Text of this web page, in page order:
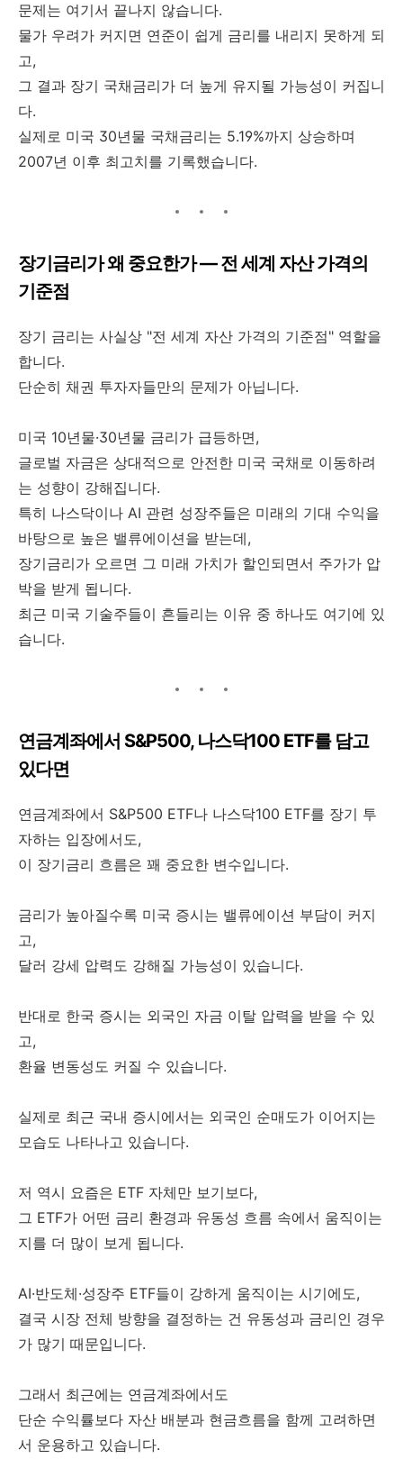
문제는 여기서 끝나지 않습니다.
물가 우려가 커지면 연준이 쉽게 금리를 내리지 못하게 되
고,
그 결과 장기 국채금리가 더 높게 유지될 가능성이 커집니
다.
실제로 미국 30년물 국채금리는 5.19%까지 상승하며
2007년 이후 최고치를 기록했습니다.
장기금리가 왜 중요한가 — 전 세계 자산 가격의
기준점
장기 금리는 사실상 "전 세계 자산 가격의 기준점" 역할을
합니다.
단순히 채권 투자자들만의 문제가 아닙니다.
미국 10년물·30년물 금리가 급등하면,
글로벌 자금은 상대적으로 안전한 미국 국채로 이동하려
는 성향이 강해집니다.
특히 나스닥이나 AI 관련 성장주들은 미래의 기대 수익을
바탕으로 높은 밸류에이션을 받는데,
장기금리가 오르면 그 미래 가치가 할인되면서 주가가 압
박을 받게 됩니다.
최근 미국 기술주들이 흔들리는 이유 중 하나도 여기에 있
습니다.
연금계좌에서 S&P500, 나스닥100 ETF를 담고
있다면
연금계좌에서 S&P500 ETF나 나스닥100 ETF를 장기 투
자하는 입장에서도,
이 장기금리 흐름은 꽤 중요한 변수입니다.
금리가 높아질수록 미국 증시는 밸류에이션 부담이 커지
고,
달러 강세 압력도 강해질 가능성이 있습니다.
반대로 한국 증시는 외국인 자금 이탈 압력을 받을 수 있
고,
환율 변동성도 커질 수 있습니다.
실제로 최근 국내 증시에서는 외국인 순매도가 이어지는
모습도 나타나고 있습니다.
저 역시 요즘은 ETF 자체만 보기보다,
그 ETF가 어떤 금리 환경과 유동성 흐름 속에서 움직이는
지를 더 많이 보게 됩니다.
AI·반도체·성장주 ETF들이 강하게 움직이는 시기에도,
결국 시장 전체 방향을 결정하는 건 유동성과 금리인 경우
가 많기 때문입니다.
그래서 최근에는 연금계좌에서도
단순 수익률보다 자산 배분과 현금흐름을 함께 고려하면
서 운용하고 있습니다.